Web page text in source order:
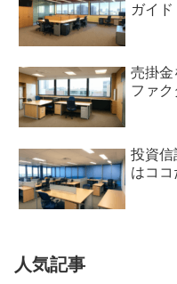
ガイド
売掛金
ファ
投資信
はココ
人気記事